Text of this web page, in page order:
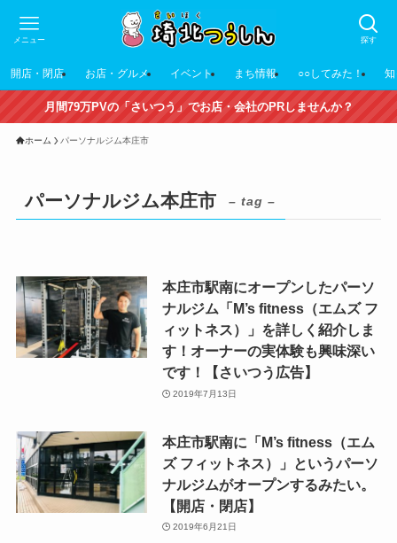
探す
メニュー
開店・閉店 お店・グルメ イベント まち情報 ○○してみた！
月間79万PVの「さいつう」でお店・会社のPRしませんか？
ホーム パーソナルジム本庄市
パーソナルジム本庄市 – tag –
本庄市駅南にオープンしたパーソ
ナルジム「M’s fitness（エムズ フ
ィットネス）」を詳しく紹介しま
す！オーナーの実体験も興味深い
です！【さいつう広告】
2019年7月13日
本庄市駅南に「M’s fitness（エム
ズ フィットネス）」というパーソ
ナルジムがオープンするみたい。
【開店・閉店】
2019年6月21日